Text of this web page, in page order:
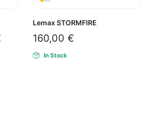
Lemax STORMFIRE
160,00 €
In Stock